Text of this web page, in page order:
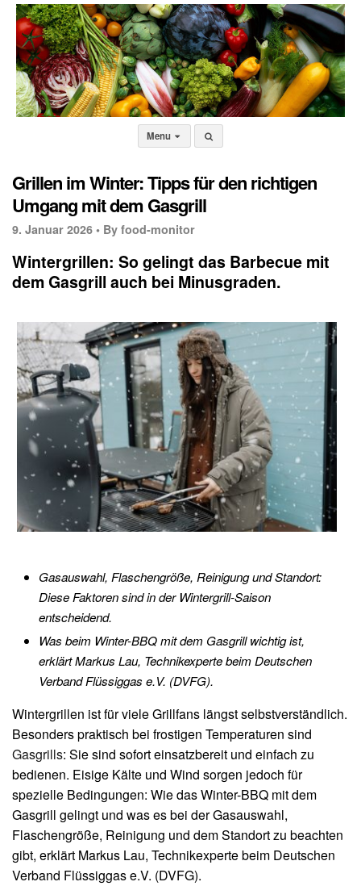
Menu
Grillen im Winter: Tipps für den richtigen
Umgang mit dem Gasgrill
9. Januar 2026 • By food-monitor
Wintergrillen: So gelingt das Barbecue mit
dem Gasgrill auch bei Minusgraden.
Gasauswahl, Flaschengröße, Reinigung und Standort:
Diese Faktoren sind in der Wintergrill-Saison
entscheidend.
Was beim Winter-BBQ mit dem Gasgrill wichtig ist,
erklärt Markus Lau, Technikexperte beim Deutschen
Verband Flüssiggas e.V. (DVFG).
Wintergrillen ist für viele Grillfans längst selbstverständlich.
Besonders praktisch bei frostigen Temperaturen sind
Gasgrills: Sie sind sofort einsatzbereit und einfach zu
bedienen. Eisige Kälte und Wind sorgen jedoch für
spezielle Bedingungen: Wie das Winter-BBQ mit dem
Gasgrill gelingt und was es bei der Gasauswahl,
Flaschengröße, Reinigung und dem Standort zu beachten
gibt, erklärt Markus Lau, Technikexperte beim Deutschen
Verband Flüssiggas e.V. (DVFG).